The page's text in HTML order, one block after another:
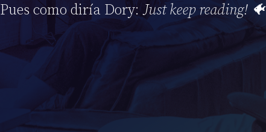
Pues como diría Dory:Just keep reading! 🐠